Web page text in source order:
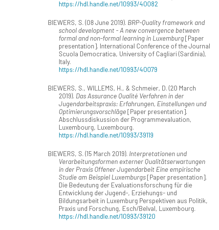
https://hdl.handle.net/10993/40082
BIEWERS, S. (08 June 2019). BRP-Quality framework and
school development - A new convergence between
formal and non-formal learning in Luxemburg[Paper
presentation]. International Conference of the Journal
Scuola Democratica, University of Cagliari (Sardinia),
Italy.
https://hdl.handle.net/10993/40079
BIEWERS, S., WILLEMS, H., & Schmeier, D. (20 March
2019). Das Assurance Qualité Verfahren in der
Jugendarbeitspraxis: Erfahrungen, Einstellungen und
Optimierungsvorschläge[Paper presentation].
Abschlussdiskussion der Programmevaluation,
Luxembourg, Luxembourg.
https://hdl.handle.net/10993/39119
BIEWERS, S. (15 March 2019). Interpretationen und
Verarbeitungsformen externer Qualitätserwartungen
in der Praxis Offener Jugendarbeit Eine empirische
Studie am Beispiel Luxemburgs[Paper presentation].
Die Bedeutung der Evaluationsforschung für die
Entwicklung der Jugend-, Erziehungs- und
Bildungsarbeit in Luxemburg Perspektiven aus Politik,
Praxis und Forschung, Esch/Belval, Luxembourg.
https://hdl.handle.net/10993/39120